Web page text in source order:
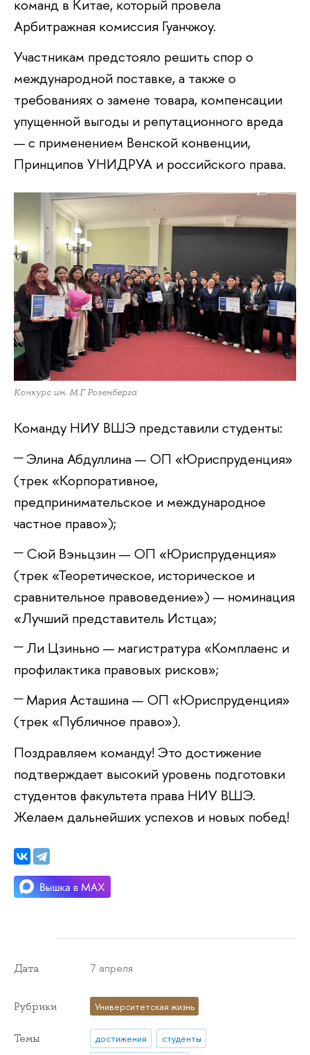
команд в Китае, который провела
Арбитражная комиссия Гуанчжоу.
Участникам предстояло решить спор о
международной поставке, а также о
требованиях о замене товара, компенсации
упущенной выгоды и репутационного вреда
— с применением Венской конвенции,
Принципов УНИДРУА и российского права.
Конкурс им. М.Г. Розенберга
Команду НИУ ВШЭ представили студенты:
Элина Абдуллина — ОП «Юриспруденция»
(трек «Корпоративное,
предпринимательское и международное
частное право»);
Сюй Вэньцзин — ОП «Юриспруденция»
(трек «Теоретическое, историческое и
сравнительное правоведение») — номинация
«Лучший представитель Истца»;
Ли Цзиньно — магистратура «Комплаенс и
профилактика правовых рисков»;
Мария Асташина — ОП «Юриспруденция»
(трек «Публичное право»).
Поздравляем команду! Это достижение
подтверждает высокий уровень подготовки
студентов факультета права НИУ ВШЭ.
Желаем дальнейших успехов и новых побед!
Дата 7 апреля
Рубрики Университетская жизнь
Темы достижения
студенты